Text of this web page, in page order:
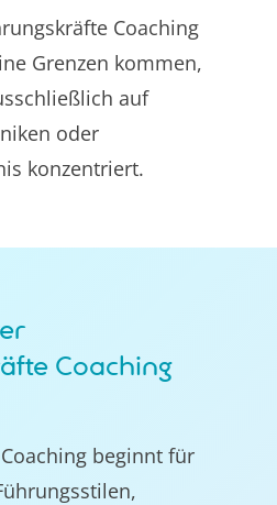
Coaching
Grenzen kommen,
auf
oder
konzentriert.
Coaching
beginnt für